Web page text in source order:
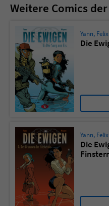
Weitere Comics
Yann,
Die
Yann,
Die